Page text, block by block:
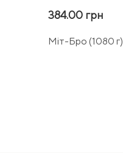
384.00 грн
Міт-Бро (1080 г)